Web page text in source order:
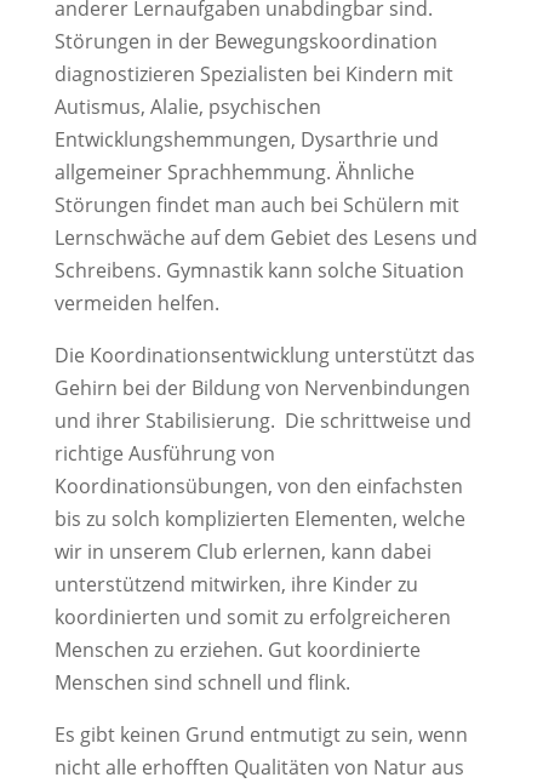
anderer Lernaufgaben unabdingbar sind.
Störungen in der Bewegungskoordination
diagnostizieren Spezialisten bei Kindern mit
Autismus, Alalie, psychischen
Entwicklungshemmungen, Dysarthrie und
allgemeiner Sprachhemmung. Ähnliche
Störungen findet man auch bei Schülern mit
Lernschwäche auf dem Gebiet des Lesens und
Schreibens. Gymnastik kann solche Situation
vermeiden helfen.
Die Koordinationsentwicklung unterstützt das
Gehirn bei der Bildung von Nervenbindungen
und ihrer Stabilisierung. Die schrittweise und
richtige Ausführung von
Koordinationsübungen, von den einfachsten
bis zu solch komplizierten Elementen, welche
wir in unserem Club erlernen, kann dabei
unterstützend mitwirken, ihre Kinder zu
koordinierten und somit zu erfolgreicheren
Menschen zu erziehen. Gut koordinierte
Menschen sind schnell und flink.
Es gibt keinen Grund entmutigt zu sein, wenn
nicht alle erhofften Qualitäten von Natur aus